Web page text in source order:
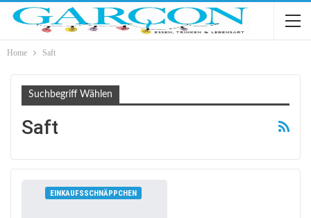
Home Saft
Suchbegriff Wählen
Saft
EINKAUFSSCHNÄPPCHEN